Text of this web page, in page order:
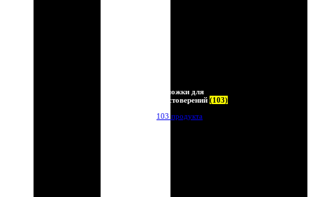
Обложки для
удостоверений (103)
103 продукта